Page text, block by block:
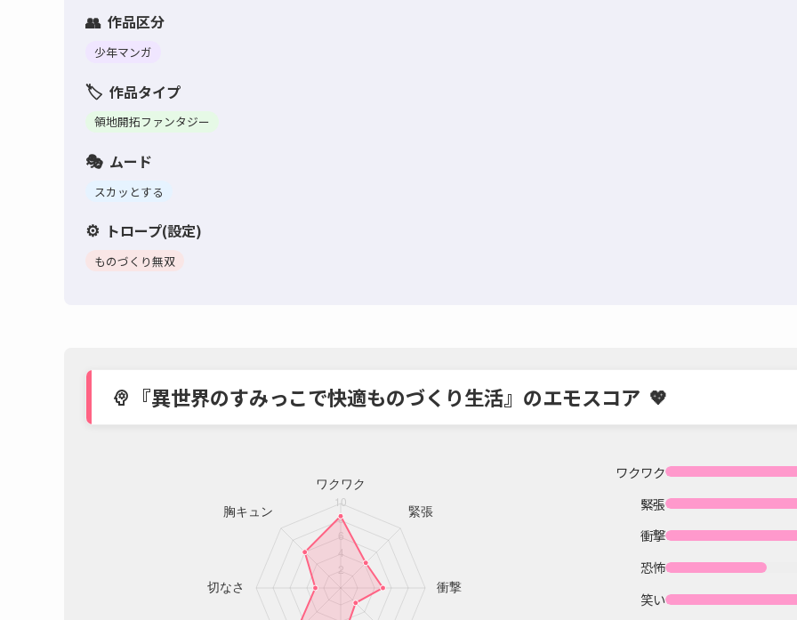
作品区分
少年マンガ
作品タイプ
領地開拓ファンタジー
ムード
スカッとする
トロープ(設定)
ものづくり無双
psychology 『異世界のすみっこで快適ものづくり生活』のエモスコア
ワクワク
緊張
衝撃
恐怖
笑い